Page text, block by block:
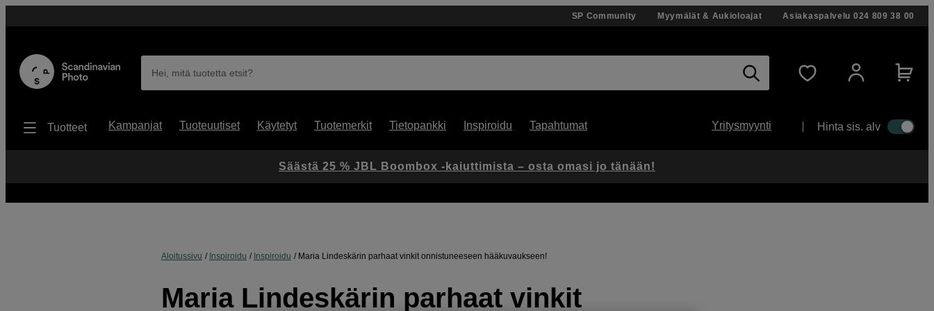
SP Community Myymälät & Aukioloajat Asiakaspalvelu 024 809 38 00
Hei, mitä tuotetta etsit?
Tuotteet Kampanjat Tuoteuutiset Käytetyt Tuotemerkit Tietopankki Inspiroidu Tapahtumat Yritysmyynti Hinta sis. alv
Aloitussivu Inspiroidu Inspiroidu Maria Lindeskärin parhaat vinkit onnistuneeseen hääkuvaukseen!
Maria Lindeskärin parhaat vinkit
Säästä 25 % JBL Boombox -kaiuttimista – osta omasi jo tänään!